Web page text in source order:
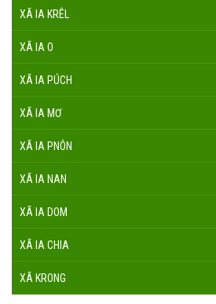
XÃ IA KRÊL
XÃ IA O
XÃ IA PÚCH
XÃ IA MƠ
XÃ IA PNÔN
XÃ IA NAN
XÃ IA DOM
XÃ IA CHIA
XÃ KRONG